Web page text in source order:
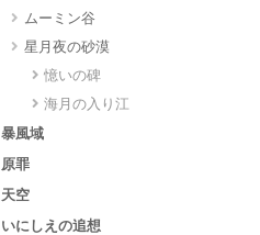
ムーミン谷
星月夜の砂漠
憶いの碑
海月の入り江
暴風域
原罪
天空
いにしえの追想